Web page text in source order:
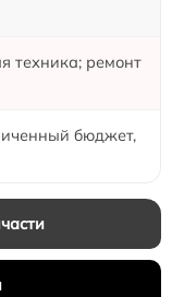
техника; ремонт
бюджет,